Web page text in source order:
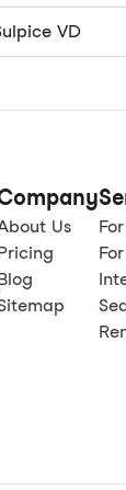
VD
Us